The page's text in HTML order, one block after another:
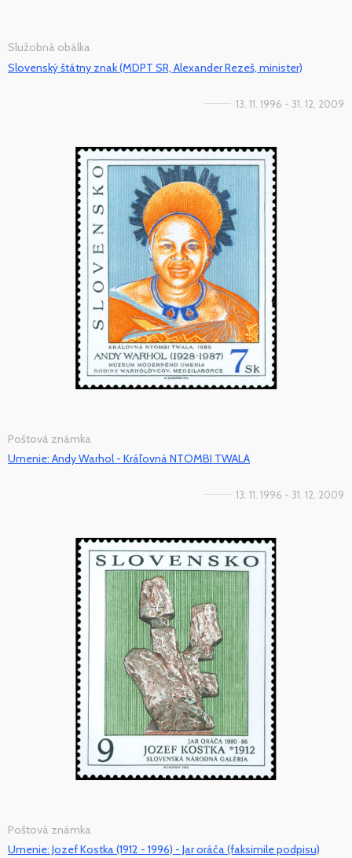
Služobná obálka
Slovenský štátny znak (MDPT SR, Alexander Rezeš, minister)
13. 11. 1996 - 31. 12. 2009
Poštová známka
Umenie: Andy Warhol - Kráľovná NTOMBI TWALA
13. 11. 1996 - 31. 12. 2009
Poštová známka
Umenie: Jozef Kostka (1912 - 1996) - Jar oráča (faksimile podpisu)